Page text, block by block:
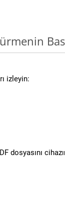
izleyin:
dosyasını